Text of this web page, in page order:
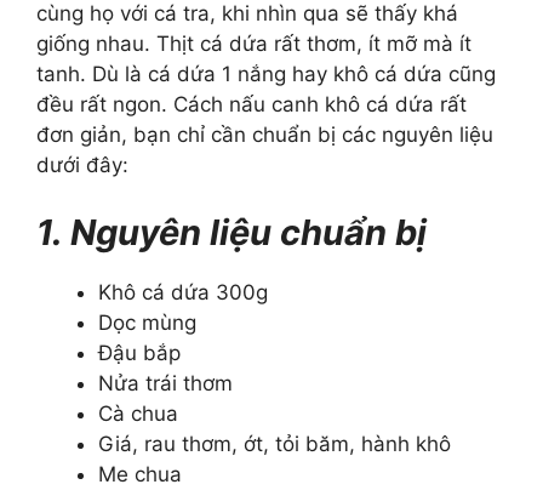
cùng họ với cá tra, khi nhìn qua sẽ thấy khá
giống nhau. Thịt cá dứa rất thơm, ít mỡ mà ít
tanh. Dù là cá dứa 1 nắng hay khô cá dứa cũng
đều rất ngon. Cách nấu canh khô cá dứa rất
đơn giản, bạn chỉ cần chuẩn bị các nguyên liệu
dưới đây:
1. Nguyên liệu chuẩn bị
Khô cá dứa 300g
Dọc mùng
Đậu bắp
Nửa trái thơm
Cà chua
Giá, rau thơm, ớt, tỏi băm, hành khô
Me chua